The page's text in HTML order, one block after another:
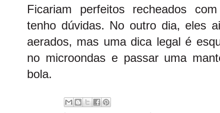
Ficariam perfeitos recheados
tenho dúvidas. No outro dia, eles
aerados, mas uma dica legal é
no microondas e passar uma
bola.